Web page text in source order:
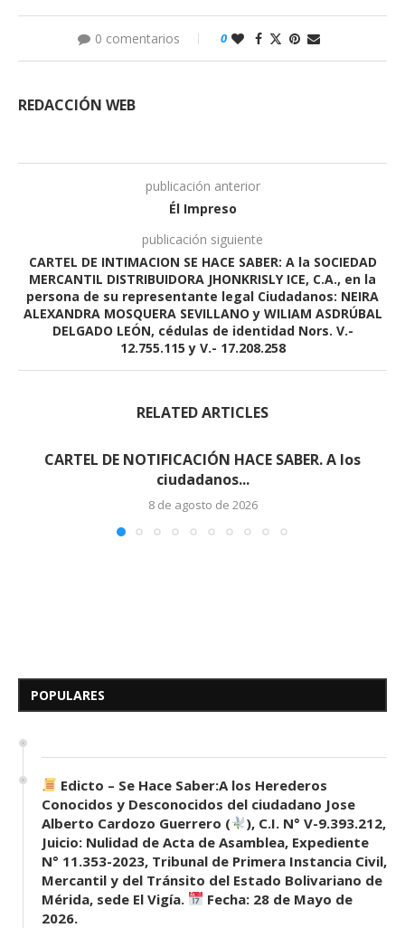
0 comentarios 0
REDACCIÓN WEB
publicación anterior
Él Impreso
publicación siguiente
CARTEL DE INTIMACION SE HACE SABER: A la SOCIEDAD
MERCANTIL DISTRIBUIDORA JHONKRISLY ICE, C.A., en la
persona de su representante legal Ciudadanos: NEIRA
ALEXANDRA MOSQUERA SEVILLANO y WILIAM ASDRÚBAL
DELGADO LEÓN, cédulas de identidad Nors. V.-
12.755.115 y V.- 17.208.258
RELATED ARTICLES
CARTEL DE NOTIFICACIÓN HACE SABER. A los
ciudadanos...
8 de agosto de 2026
POPULARESDesconocidos del...
Edicto – Se Hace Saber:A los Herederos
Conocidos y Desconocidos del ciudadano Jose
Alberto Cardozo Guerrero (
), C.I. N° V-9.393.212,
Juicio: Nulidad de Acta de Asamblea, Expediente
N° 11.353-2023, Tribunal de Primera Instancia Civil,
Mercantil y del Tránsito del Estado Bolivariano de
Mérida, sede El Vigía.
Fecha: 28 de Mayo de
2026.